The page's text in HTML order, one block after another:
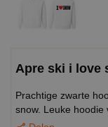
Apre ski i love
Prachtige zwarte
snow. Leuke hoodie